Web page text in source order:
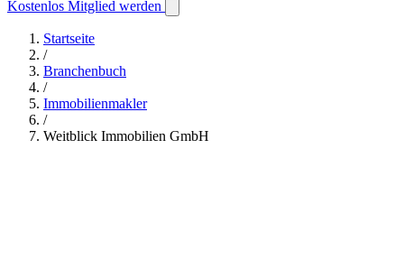
Kostenlos Mitglied werden
Startseite
/
Branchenbuch
/
Immobilienmakler
/
Weitblick Immobilien GmbH